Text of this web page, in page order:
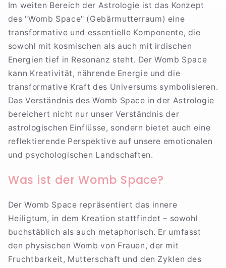
Im weiten Bereich der Astrologie ist das Konzept
des "Womb Space" (Gebärmutterraum) eine
transformative und essentielle Komponente, die
sowohl mit kosmischen als auch mit irdischen
Energien tief in Resonanz steht. Der Womb Space
kann Kreativität, nährende Energie und die
transformative Kraft des Universums symbolisieren.
Das Verständnis des Womb Space in der Astrologie
bereichert nicht nur unser Verständnis der
astrologischen Einflüsse, sondern bietet auch eine
reflektierende Perspektive auf unsere emotionalen
und psychologischen Landschaften.
Was ist der Womb Space?
Der Womb Space repräsentiert das innere
Heiligtum, in dem Kreation stattfindet – sowohl
buchstäblich als auch metaphorisch. Er umfasst
den physischen Womb von Frauen, der mit
Fruchtbarkeit, Mutterschaft und den Zyklen des